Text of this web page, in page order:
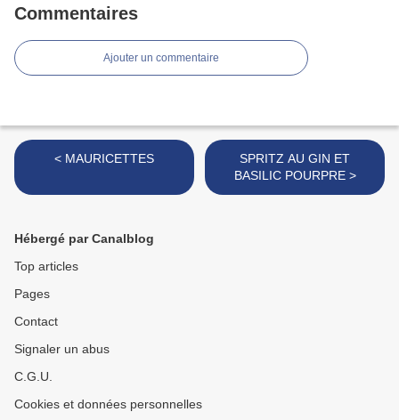
Commentaires
Ajouter un commentaire
< MAURICETTES
SPRITZ AU GIN ET
BASILIC POURPRE >
Hébergé par Canalblog
Top articles
Pages
Contact
Signaler un abus
C.G.U.
Cookies et données personnelles